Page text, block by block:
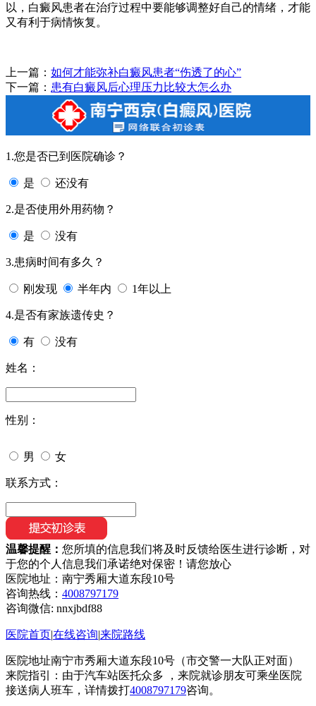
以，白癜风患者在治疗过程中要能够调整好自己的情绪，才能
又有利于病情恢复。
上一篇： 如何才能弥补白癜风患者“伤透了的心”
下一篇： 患有白癜风后心理压力比较大怎么办
1.您是否已到医院确诊？
是 还没有
2.是否使用外用药物？
是 没有
3.患病时间有多久？
刚发现 半年内 1年以上
4.是否有家族遗传史？
有 没有
姓名：
性别：
男 女
联系方式：
温馨提醒： 您所填的信息我们将及时反馈给医生进行诊断，对
于您的个人信息我们承诺绝对保密！请您放心
医院地址：南宁秀厢大道东段10号
咨询热线： 4008797179
咨询微信: nnxjbdf88
医院首页|在线咨询|来院路线
医院地址南宁市秀厢大道东段10号（市交警一大队正对面）
来院指引：由于汽车站医托众多 ，来院就诊朋友可乘坐医院
接送病人班车，详情拨打4008797179咨询。